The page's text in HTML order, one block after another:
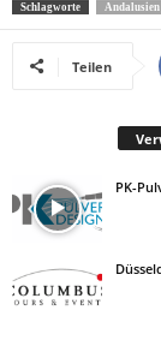
Schlagworte Andalusien
Teilen
PK-